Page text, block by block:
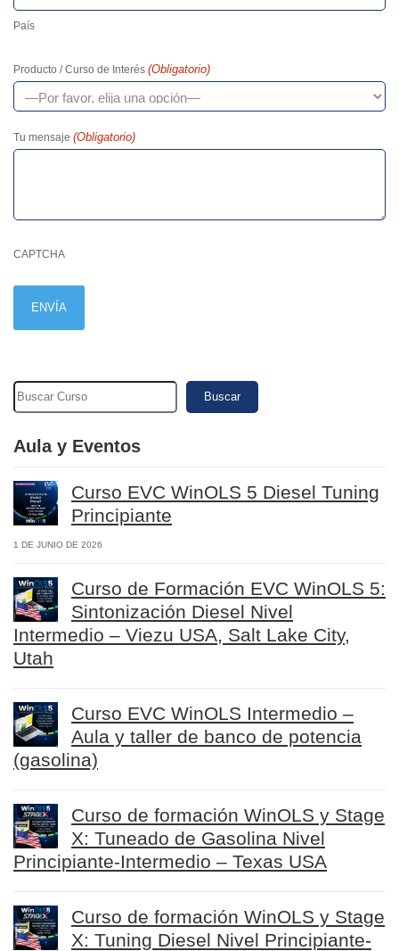
País
Producto / Curso de Interés (Obligatorio)
Tu mensaje (Obligatorio)
CAPTCHA
Buscar
Aula y Eventos
Curso EVC WinOLS 5 Diesel Tuning
Principiante
1 DE JUNIO DE 2026
Curso de Formación EVC WinOLS 5:
Sintonización Diesel Nivel
Intermedio – Viezu USA, Salt Lake City,
Utah
Curso EVC WinOLS Intermedio –
Aula y taller de banco de potencia
(gasolina)
Curso de formación WinOLS y Stage
X: Tuneado de Gasolina Nivel
Principiante-Intermedio – Texas USA
Curso de formación WinOLS y Stage
X: Tuning Diesel Nivel Principiante-